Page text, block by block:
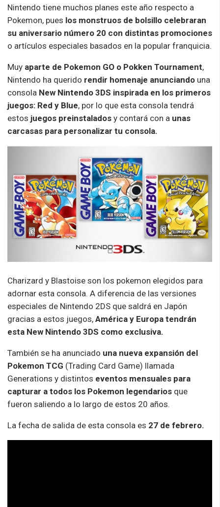
Nintendo tiene muchos planes este año respecto a
Pokemon, pues los monstruos de bolsillo celebraran
su aniversario número 20 con distintas promociones
o artículos especiales basados en la popular franquicia.
Muy aparte de Pokemon GO o Pokken Tournament,
Nintendo ha querido rendir homenaje anunciando una
consola New Nintendo 3DS inspirada en los primeros
juegos: Red y Blue, por lo que esta consola tendrá
estos juegos preinstalados y contará con a unas
carcasas para personalizar tu consola.
Charizard y Blastoise son los pokemon elegidos para
adornar esta consola. A diferencia de las versiones
especiales de Nintendo 2DS que saldrá en Japón
gracias a estos juegos, América y Europa tendrán
esta New Nintendo 3DS como exclusiva.
También se ha anunciado una nueva expansión del
Pokemon TCG (Trading Card Game) llamada
Generations y distintos eventos mensuales para
capturar a todos los Pokemon legendarios que
fueron saliendo a lo largo de estos 20 años.
La fecha de salida de esta consola es 27 de febrero.